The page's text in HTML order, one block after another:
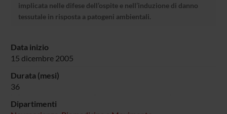
implicata nelle difese dell’ospite e nell’induzione di danno
tessutale in risposta a patogeni ambientali.
Data inizio
15 dicembre 2005
Durata (mesi)
36
Dipartimenti